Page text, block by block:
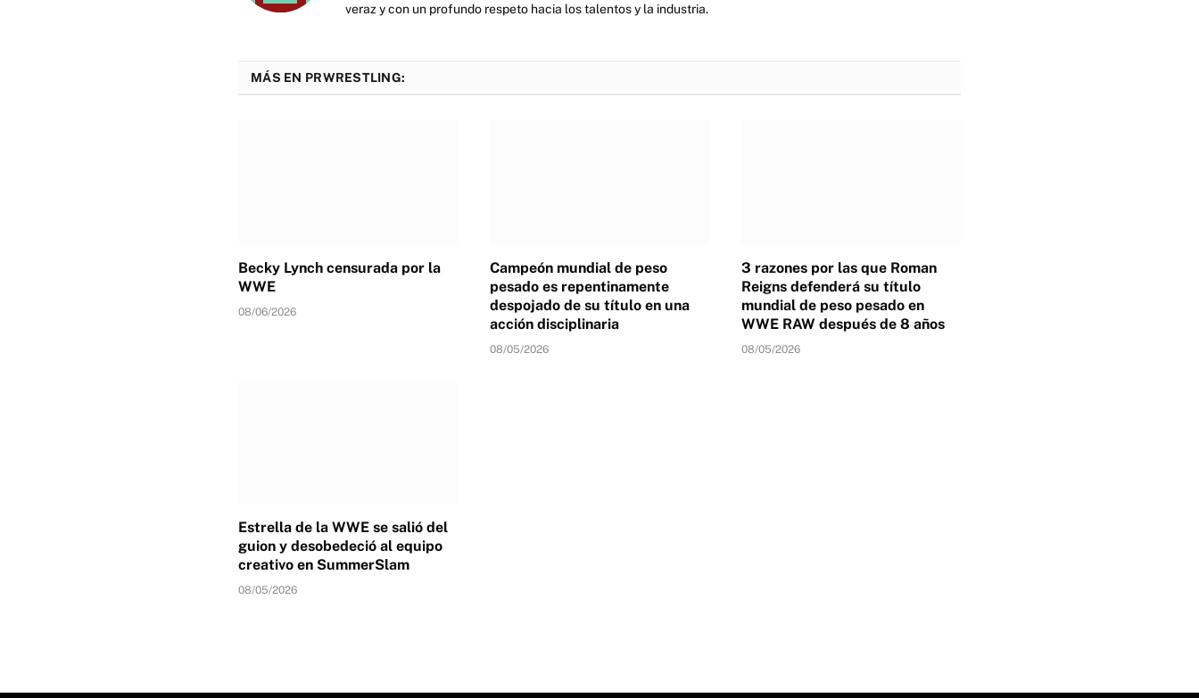
veraz y con un profundo respeto hacia los talentos y la industria.
MÁS EN PRWRESTLING:
Becky Lynch censurada por la
WWE
08/06/2026
Campeón mundial de peso
pesado es repentinamente
despojado de su título en una
acción disciplinaria
08/05/2026
3 razones por las que Roman
Reigns defenderá su título
mundial de peso pesado en
WWE RAW después de 8 años
08/05/2026
Estrella de la WWE se salió del
guion y desobedeció al equipo
creativo en SummerSlam
08/05/2026